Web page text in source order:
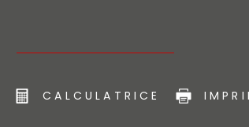
CALCULATRICE